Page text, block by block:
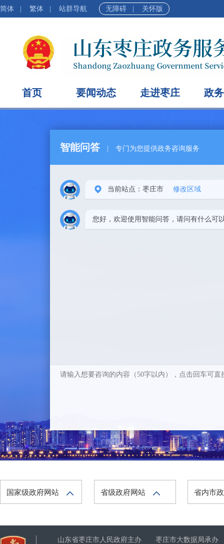
简体 繁体 站群导航 无障碍 关怀版
首页 要闻动态 走进枣庄 政
智能问答 专门为您提供政务咨询服务
当前站点：枣庄市 修改区域
您好，欢迎使用智能问答，请问有什么可
国家级政府网站 省级政府网站 省内市
山东省枣庄市人民政府主办 枣庄市大数据局承办